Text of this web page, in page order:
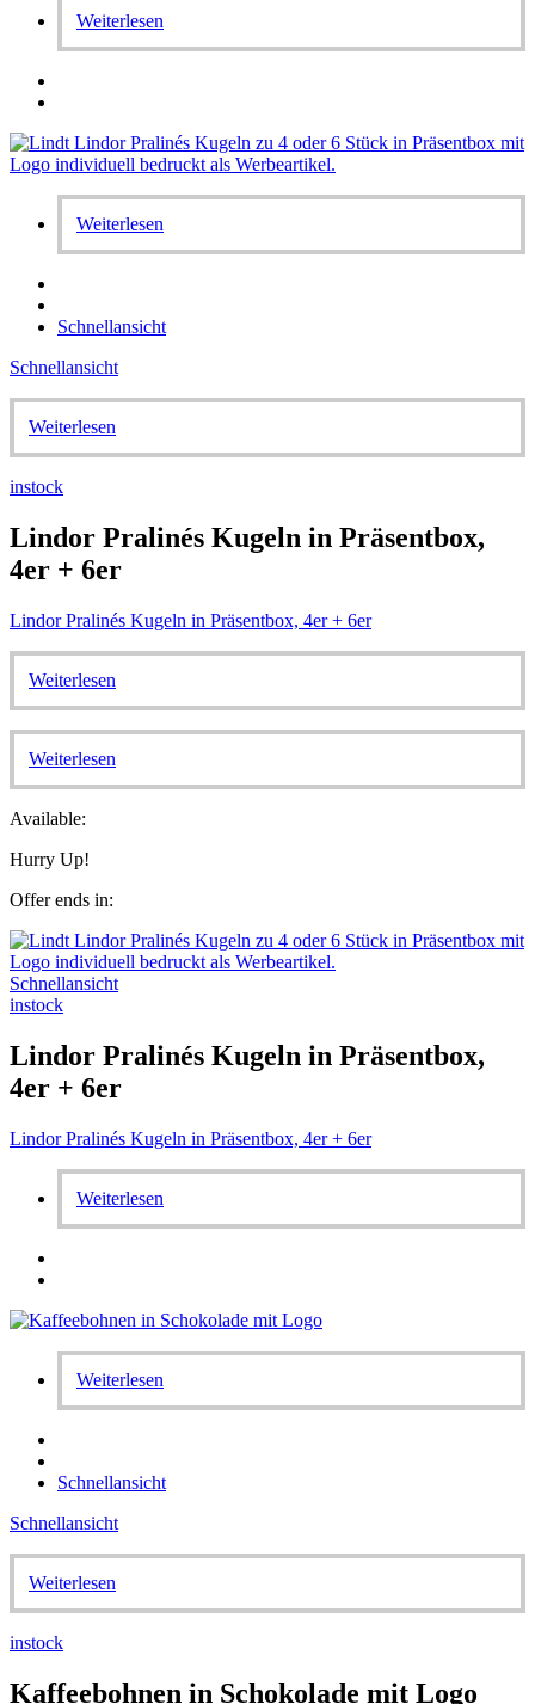
Weiterlesen
Weiterlesen
Schnellansicht
Schnellansicht
Weiterlesen
instock
Lindor Pralinés Kugeln in Präsentbox,
4er + 6er
Lindor Pralinés Kugeln in Präsentbox, 4er + 6er
Weiterlesen
Weiterlesen
Available:
Hurry Up!
Offer ends in:
Schnellansicht
instock
Lindor Pralinés Kugeln in Präsentbox,
4er + 6er
Lindor Pralinés Kugeln in Präsentbox, 4er + 6er
Weiterlesen
Weiterlesen
Schnellansicht
Schnellansicht
Weiterlesen
instock
Kaffeebohnen in Schokolade mit Logo